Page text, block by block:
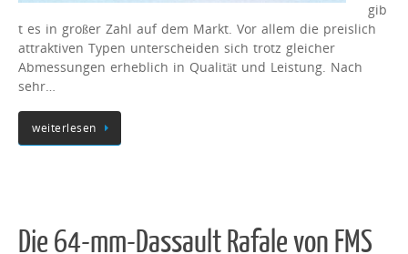
gib
t es in großer Zahl auf dem Markt. Vor allem die preislich
attraktiven Typen unterscheiden sich trotz gleicher
Abmessungen erheblich in Qualität und Leistung. Nach
sehr…
weiterlesen
Die 64-mm-Dassault Rafale von FMS